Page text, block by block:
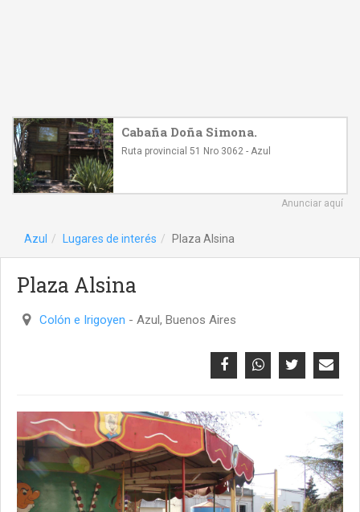
Cabaña Doña Simona.
Ruta provincial 51 Nro 3062 - Azul
Anunciar aquí
Azul Lugares de interés Plaza Alsina
Plaza Alsina
Colón e Irigoyen - Azul, Buenos Aires